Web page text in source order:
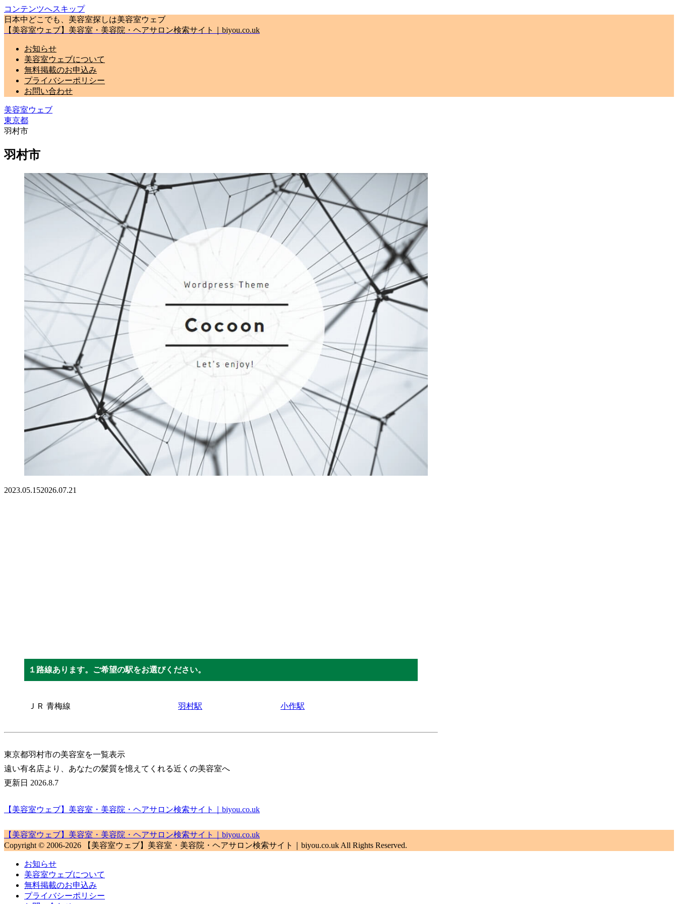
コンテンツへスキップ
日本中どこでも、美容室探しは美容室ウェブ
【美容室ウェブ】美容室・美容院・ヘアサロン検索サイト｜biyou.co.uk
お知らせ
美容室ウェブについて
無料掲載のお申込み
プライバシーポリシー
お問い合わせ
美容室ウェブ
東京都
羽村市
羽村市
2023.05.152026.07.21
１路線あります。ご希望の駅をお選びください。
ＪＲ 青梅線 羽村駅 小作駅
東京都羽村市の美容室を一覧表示
遠い有名店より、あなたの髪質を憶えてくれる近くの美容室へ
更新日 2026.8.7
【美容室ウェブ】美容室・美容院・ヘアサロン検索サイト｜biyou.co.uk
【美容室ウェブ】美容室・美容院・ヘアサロン検索サイト｜biyou.co.uk
Copyright © 2006-2026 【美容室ウェブ】美容室・美容院・ヘアサロン検索サイト｜biyou.co.uk All Rights Reserved.
お知らせ
美容室ウェブについて
無料掲載のお申込み
プライバシーポリシー